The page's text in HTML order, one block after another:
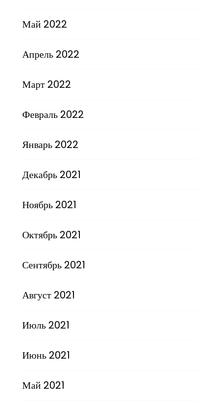
Май 2022
Апрель 2022
Март 2022
Февраль 2022
Январь 2022
Декабрь 2021
Ноябрь 2021
Октябрь 2021
Сентябрь 2021
Август 2021
Июль 2021
Июнь 2021
Май 2021